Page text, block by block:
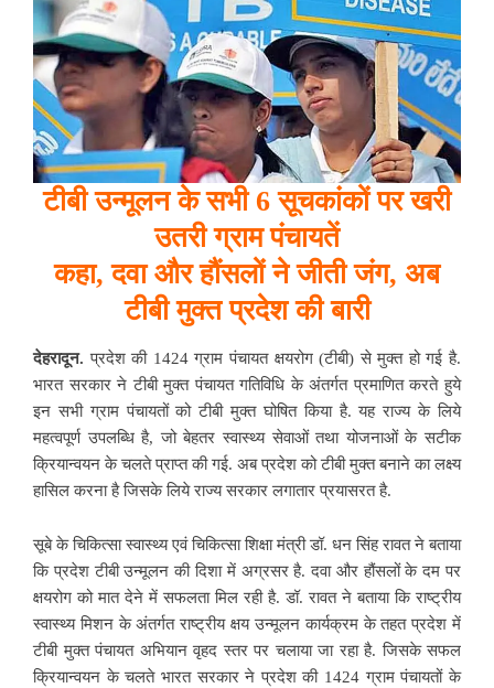
टीबी उन्मूलन के सभी 6 सूचकांकों पर खरी
उतरी ग्राम पंचायतें
कहा, दवा और हौंसलों ने जीती जंग, अब
टीबी मुक्त प्रदेश की बारी
देहरादून. प्रदेश की 1424 ग्राम पंचायत क्षयरोग (टीबी) से मुक्त हो गई है.
भारत सरकार ने टीबी मुक्त पंचायत गतिविधि के अंतर्गत प्रमाणित करते हुये
इन सभी ग्राम पंचायतों को टीबी मुक्त घोषित किया है. यह राज्य के लिये
महत्वपूर्ण उपलब्धि है, जो बेहतर स्वास्थ्य सेवाओं तथा योजनाओं के सटीक
क्रियान्वयन के चलते प्राप्त की गई. अब प्रदेश को टीबी मुक्त बनाने का लक्ष्य
हासिल करना है जिसके लिये राज्य सरकार लगातार प्रयासरत है.
सूबे के चिकित्सा स्वास्थ्य एवं चिकित्सा शिक्षा मंत्री डॉ. धन सिंह रावत ने बताया
कि प्रदेश टीबी उन्मूलन की दिशा में अग्रसर है. दवा और हौंसलों के दम पर
क्षयरोग को मात देने में सफलता मिल रही है. डॉ. रावत ने बताया कि राष्ट्रीय
स्वास्थ्य मिशन के अंतर्गत राष्ट्रीय क्षय उन्मूलन कार्यक्रम के तहत प्रदेश में
टीबी मुक्त पंचायत अभियान वृहद स्तर पर चलाया जा रहा है. जिसके सफल
क्रियान्वयन के चलते भारत सरकार ने प्रदेश की 1424 ग्राम पंचायतों के